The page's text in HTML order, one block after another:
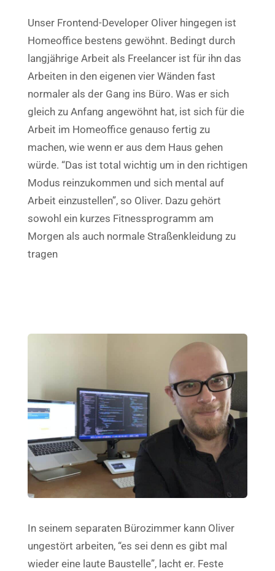
Unser Frontend-Developer Oliver hingegen ist
Homeoffice bestens gewöhnt. Bedingt durch
langjährige Arbeit als Freelancer ist für ihn das
Arbeiten in den eigenen vier Wänden fast
normaler als der Gang ins Büro. Was er sich
gleich zu Anfang angewöhnt hat, ist sich für die
Arbeit im Homeoffice genauso fertig zu
machen, wie wenn er aus dem Haus gehen
würde. “Das ist total wichtig um in den richtigen
Modus reinzukommen und sich mental auf
Arbeit einzustellen”, so Oliver. Dazu gehört
sowohl ein kurzes Fitnessprogramm am
Morgen als auch normale Straßenkleidung zu
tragen
In seinem separaten Bürozimmer kann Oliver
ungestört arbeiten, “es sei denn es gibt mal
wieder eine laute Baustelle”, lacht er. Feste